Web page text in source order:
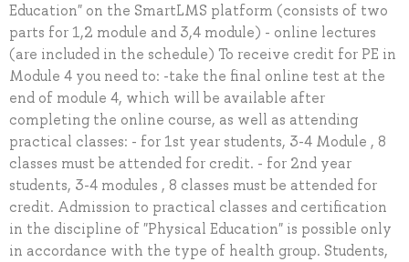
Education" on the SmartLMS platform (consists of two
parts for 1,2 module and 3,4 module) - online lectures
(are included in the schedule) To receive credit for PE in
Module 4 you need to: -take the final online test at the
end of module 4, which will be available after
completing the online course, as well as attending
practical classes: - for 1st year students, 3-4 Module , 8
classes must be attended for credit. - for 2nd year
students, 3-4 modules , 8 classes must be attended for
credit. Admission to practical classes and certification
in the discipline of "Physical Education" is possible only
in accordance with the type of health group. Students,